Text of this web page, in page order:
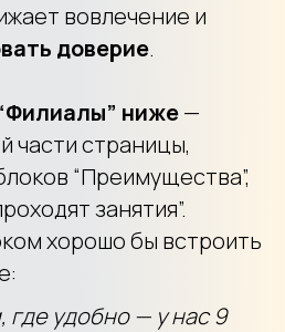
вовлечение и
доверие.
ниже—
части страницы,
“Преимущества”,
занятия”.
хорошо бы встроить
где удобно — у нас 9